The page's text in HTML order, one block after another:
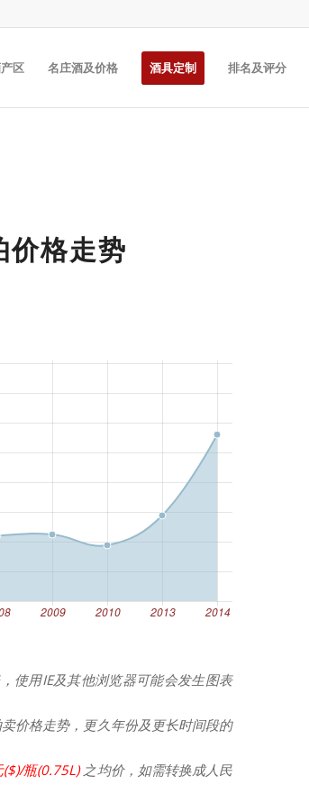
区 名庄酒及价格 酒具定制 排名及评分
价格走势
使用IE及其他浏览器可能会发生图表
价格走势，更久年份及更长时间段的
($)/瓶(0.75L)之均价，如需转换成人民